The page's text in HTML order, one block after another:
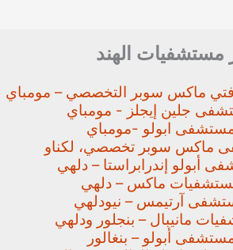
مستشفيات الهند
ماكس سوبر التخصصي – مومباي
جلين إيجلز - مومباي
ابولو -مومباي
ماكس سوبر تخصصي، لكناو
أبولو إندرابراستا – دلهي
ماكس – دلهي
آرتيمس – نيودلهي
مانيبال – بنجلور ودلهي
أبولو – بنغالور